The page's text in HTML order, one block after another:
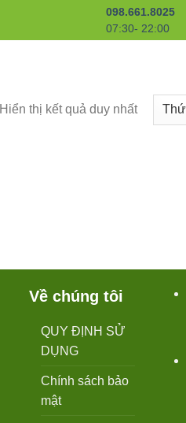
098.661.8025
07:30- 22:00
Hiển thị kết quả duy nhất
Về chúng tôi
QUY ĐỊNH SỬ
DỤNG
Chính sách bảo
mật